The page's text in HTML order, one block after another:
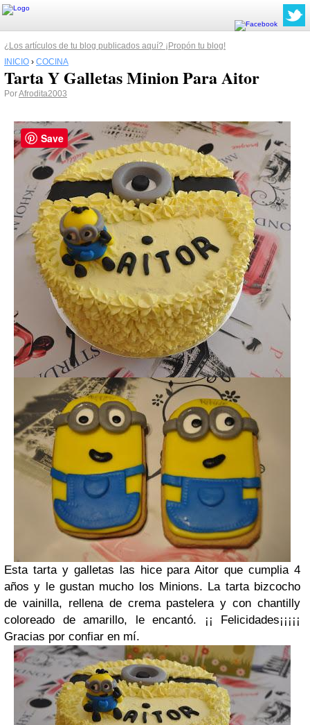
¿Los artículos de tu blog publicados aquí? ¡Propón tu blog!
INICIO › COCINA
Tarta Y Galletas Minion Para Aitor
PorAfrodita2003
Esta tarta y galletas las hice para Aitor que cumplia 4
años y le gustan mucho los Minions. La tarta bizcocho
de vainilla, rellena de crema pastelera y con chantilly
coloreado de amarillo, le encantó. ¡¡ Felicidades¡¡¡¡¡
Gracias por confiar en mí.
Save